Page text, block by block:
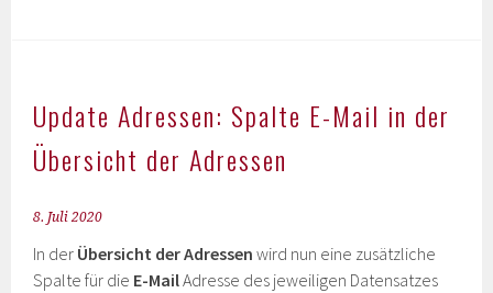
Update Adressen: Spalte E-Mail in der
Übersicht der Adressen
8. Juli 2020
In der Übersicht der Adressen wird nun eine zusätzliche
Spalte für die E-MailAdresse des jeweiligen Datensatzes